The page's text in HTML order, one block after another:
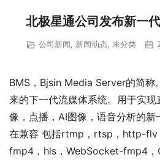
北极星通公司发布新一
公司新闻, 新闻动态, 未分类
BMS，Bjsin Media Server的简称
来的下一代流媒体系统。用于实
像，点播，AI图像，语音分析的新
在兼容 包括rtmp，rtsp，http-
fmp4，hls，WebSocket-fmp4